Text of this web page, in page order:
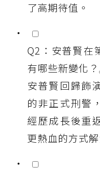
了高期待值。
Q2：安普賢在
有哪些新變化？
安普賢回歸飾
的非正式刑警
經歷成長後重
更熱血的方式解